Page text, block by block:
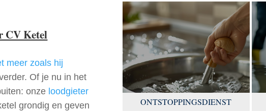
CV Ketel
meer zoals hij
Of je nu in het
onze loodgieter
grondig en geven
ONTSTOPPINGSDIENST